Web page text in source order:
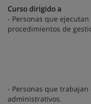
Curso dirigido a
- Personas que
procedimientos de
- Personas que
administrativos.